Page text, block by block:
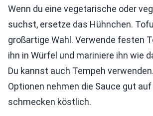
Wenn du eine vegetarische oder
suchst, ersetze das Hühnchen.
großartige Wahl. Verwende festen
ihn in Würfel und mariniere ihn wie
Du kannst auch Tempeh
Optionen nehmen die Sauce gut auf
schmecken köstlich.